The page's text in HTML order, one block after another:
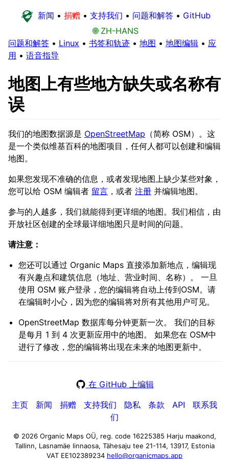
新闻 • 捐赠 • 支持我们 • 问题和解答 • GitHub
🌐 ZH-HANS
问题和解答 • Linux • 书签和轨迹 • 地图 • 地图编辑 • 应
用 • 语音指导
地图上有些地方缺失或名称有
误
我们的地图数据源是 OpenStreetMap （简称 OSM）。这
是一个类似维基百科的地图项目，任何人都可以创建和编辑
地图。
如果您发现不准确的信息，或者发现地图上缺少某些对象，
您可以给 OSM 编辑者 留言 ，或者 注册 并编辑地图。
参与的人越多，我们就能得到更详细的地图。我们相信，由
开放社区创建的全球最详细地图只是时间的问题。
请注意：
您还可以通过 Organic Maps 直接添加新地点，编辑现
有兴趣点和建筑信息（地址、营业时间、名称）。 一旦
使用 OSM 账户登录，您的编辑将自动上传到OSM。请
在编辑时小心，因为您的编辑将对所有其他用户可见。
OpenStreetMap 数据库每分钟更新一次。 我们的目标
是每月 1 到 4 次更新应用中的地图。 如果您在 OSM中
进行了修改，您的编辑将出现在未来的地图更新中。
在 GitHub 上编辑
主页
新闻 捐赠 支持我们 隐私 条款 API
联系我
们
© 2026 Organic Maps OÜ, reg. code 16225385 Harju maakond,
Tallinn, Lasnamäe linnaosa, Tähesaju tee 21-114, 13917, Estonia
VAT EE102389234 hello@organicmaps.app